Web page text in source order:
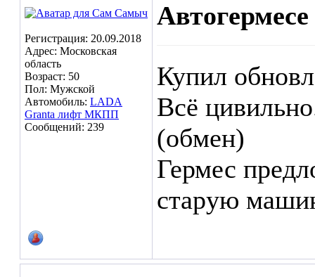
Регистрация: 20.09.2018
Адрес: Московская
область
Возраст: 50
Пол: Мужской
Автомобиль: LADA
Granta лифт МКПП
Сообщений: 239
Купил
Всё
(обмен)
Гермес
старую